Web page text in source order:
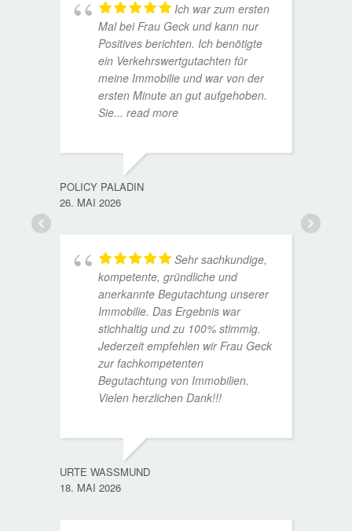
Ich war zum ersten
Mal bei Frau Geck und kann nur
Positives berichten. Ich benötigte
ein Verkehrswertgutachten für
meine Immobilie und war von der
ersten Minute an gut aufgehoben.
Sie... read more
POLICY PALADIN
26. MAI 2026
Sehr sachkundige,
kompetente, gründliche und
anerkannte Begutachtung unserer
Immobilie. Das Ergebnis war
stichhaltig und zu 100% stimmig.
Jederzeit empfehlen wir Frau Geck
zur fachkompetenten
Begutachtung von Immobilien.
Vielen herzlichen Dank!!!
URTE WASSMUND
18. MAI 2026